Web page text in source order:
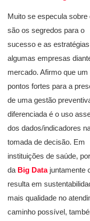
Muito se especula sobre
são os segredos para o
sucesso e as
algumas empresas
mercado. Afirmo que um
pontos fortes para a
de uma gestão
diferenciada é o uso
dos dados/indicadores
tomada de decisão. Em
instituições de saúde,
da Big Datajuntamente
resulta em
mais qualidade no
caminho possível,